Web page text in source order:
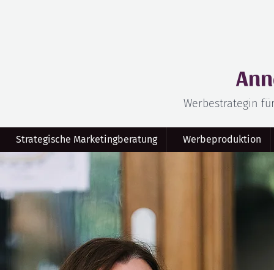
Werbestrategin
Strategische Marketingberatung Werbeproduktion